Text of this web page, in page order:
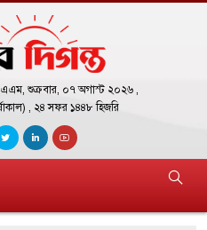
এএম, শুক্রবার, ০৭ অগাস্ট ২০২৬ ,
, ২৪ সফর ১৪৪৮ হিজরি